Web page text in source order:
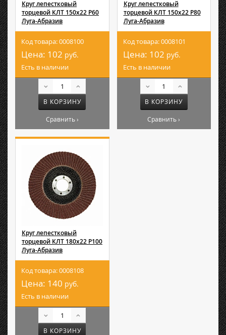
Круг лепестковый
торцевой КЛТ 150х22 Р60
Луга-Абразив
Код товара: 0008100
Цена: 102 руб.
Есть в наличии
В КОРЗИНУ
Сравнить ›
Круг лепестковый
торцевой КЛТ 150х22 Р80
Луга-Абразив
Код товара: 0008101
Цена: 102 руб.
Есть в наличии
В КОРЗИНУ
Сравнить ›
Круг лепестковый
торцевой КЛТ 180х22 Р100
Луга-Абразив
Код товара: 0008108
Цена: 140 руб.
Есть в наличии
В КОРЗИНУ